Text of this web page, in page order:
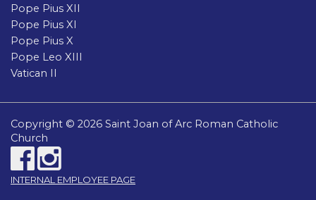
Pope Pius XII
Pope Pius XI
Pope Pius X
Pope Leo XIII
Vatican II
Copyright © 2026 Saint Joan of Arc Roman Catholic
Church
INTERNAL EMPLOYEE PAGE